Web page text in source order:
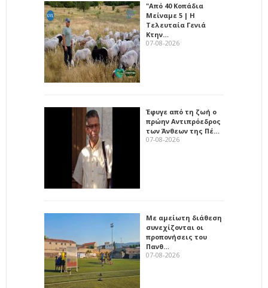
"Από 40 Κοπάδια
Μείναμε 5 | Η
Τελευταία Γενιά
Κτην…
07-08-2026
Έφυγε από τη ζωή ο
πρώην Αντιπρόεδρος
των Άνθεων της Πέ…
07-08-2026
Με αμείωτη διάθεση
συνεχίζονται οι
προπονήσεις του
Πανθ…
07-08-2026